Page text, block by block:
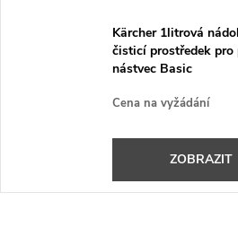
Kärcher 1litrová
čisticí prostředek pro
nástvec Basic
Cena na vyžádání
ZOBRAZIT